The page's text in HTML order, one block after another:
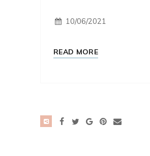
10/06/2021
READ MORE